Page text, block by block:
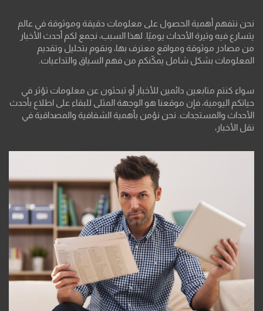
نحن نتفهم أهمية الحصول على معلومات دقيقة وموثوقة في عالم
يتسارع فيه وتيرة الأحداث يوميًا. لهذا السبب، نجمع لكم أحدث الأخبار
من مصادر موثوقة ومواقع معترف بها، ونقوم بتحليل وتقديم
المعلومات بشكل شامل يمكّنكم من فهم السياق والتداعيات.
سواء كنتم متابعين دائمين للأخبار أو تبحثون عن معلومات تؤثر في
حياتكم اليومية، فإن موقعنا هو الوجهة المثلى للبقاء على اطلاع بأحدث
الأحداث والمستجدات. نحن نؤمن بأهمية الشفافية والمصداقية في
نقل الأخبار،